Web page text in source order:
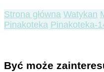
Strona główna Watykan
Pinakoteka Pinakoteka-
Być może